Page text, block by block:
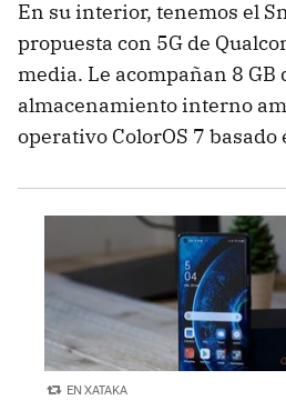
En su interior, tenemos el
propuesta con 5G de
media. Le acompañan 8 GB
almacenamiento interno
operativo ColorOS 7
EN XATAKA